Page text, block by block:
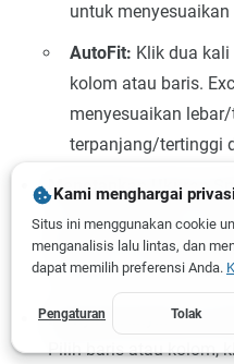
untuk
AutoFit: Klik dua
kolom atau baris.
menyesuaikan
terpanjang/tertinggi
Menetapkan Ukuran
yang ingin diubah.
Format. PilihColumn
masukkan nilai numerik
Menyembunyikan dan
Pilih baris atau kolom,
Kami menghargai
Situs ini menggunakan cookie
menganalisis lalu lintas, dan
dapat memilih preferensi Anda.
Pengaturan Tolak